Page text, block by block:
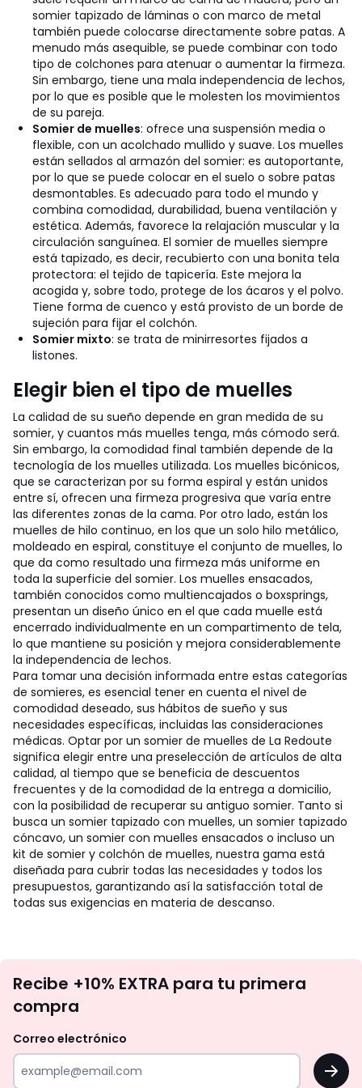
somier tapizado de láminas o con marco de metal
también puede colocarse directamente sobre patas. A
menudo más asequible, se puede combinar con todo
tipo de colchones para atenuar o aumentar la firmeza.
Sin embargo, tiene una mala independencia de lechos,
por lo que es posible que le molesten los movimientos
de su pareja.
Somier de muelles: ofrece una suspensión media o
flexible, con un acolchado mullido y suave. Los muelles
están sellados al armazón del somier: es autoportante,
por lo que se puede colocar en el suelo o sobre patas
desmontables. Es adecuado para todo el mundo y
combina comodidad, durabilidad, buena ventilación y
estética. Además, favorece la relajación muscular y la
circulación sanguínea. El somier de muelles siempre
está tapizado, es decir, recubierto con una bonita tela
protectora: el tejido de tapicería. Este mejora la
acogida y, sobre todo, protege de los ácaros y el polvo.
Tiene forma de cuenco y está provisto de un borde de
sujeción para fijar el colchón.
Somier mixto: se trata de minirresortes fijados a
listones.
Elegir bien el tipo de muelles
La calidad de su sueño depende en gran medida de su
somier, y cuantos más muelles tenga, más cómodo será.
Sin embargo, la comodidad final también depende de la
tecnología de los muelles utilizada. Los muelles bicónicos,
que se caracterizan por su forma espiral y están unidos
entre sí, ofrecen una firmeza progresiva que varía entre
las diferentes zonas de la cama. Por otro lado, están los
muelles de hilo continuo, en los que un solo hilo metálico,
moldeado en espiral, constituye el conjunto de muelles, lo
que da como resultado una firmeza más uniforme en
toda la superficie del somier. Los muelles ensacados,
también conocidos como multiencajados o boxsprings,
presentan un diseño único en el que cada muelle está
encerrado individualmente en un compartimento de tela,
lo que mantiene su posición y mejora considerablemente
la independencia de lechos.
Para tomar una decisión informada entre estas categorías
de somieres, es esencial tener en cuenta el nivel de
comodidad deseado, sus hábitos de sueño y sus
necesidades específicas, incluidas las consideraciones
médicas. Optar por un somier de muelles de La Redoute
significa elegir entre una preselección de artículos de alta
calidad, al tiempo que se beneficia de descuentos
frecuentes y de la comodidad de la entrega a domicilio,
con la posibilidad de recuperar su antiguo somier. Tanto si
busca un somier tapizado con muelles, un somier tapizado
cóncavo, un somier con muelles ensacados o incluso un
kit de somier y colchón de muelles, nuestra gama está
diseñada para cubrir todas las necesidades y todos los
presupuestos, garantizando así la satisfacción total de
todas sus exigencias en materia de descanso.
te
tu
Recibe +10% EXTRA para tu primera
compra
Correo electrónico
OK